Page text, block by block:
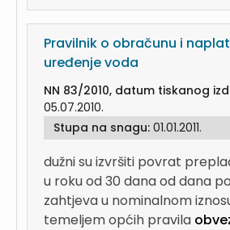
Pravilnik o obračunu i
uređenje voda
NN 83/2010, datum tiskanog
05.07.2010.
Stupa na snagu: 01.01.2011.
dužni su izvršiti povrat
u roku od 30 dana od dana
zahtjeva u nominalnom
temeljem općih pravila